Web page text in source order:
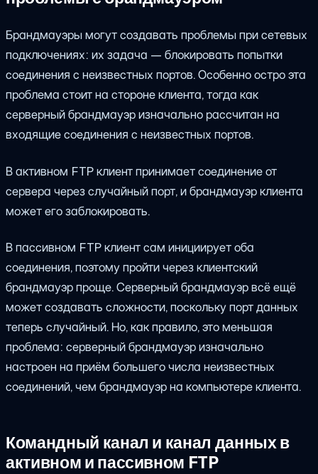
Брандмауэры могут создавать проблемы при сетевых
подключениях: их задача — блокировать попытки
соединения с неизвестных портов. Особенно остро эта
проблема стоит на стороне клиента, тогда как
серверный брандмауэр изначально рассчитан на
входящие соединения с неизвестных портов.
В активном FTP клиент принимает соединение от
сервера через случайный порт, и брандмауэр клиента
может его заблокировать.
В пассивном FTP клиент сам инициирует оба
соединения, поэтому пройти через клиентский
брандмауэр проще. Серверный брандмауэр всё ещё
может создавать сложности, поскольку порт данных
теперь случайный. Но, как правило, это меньшая
проблема: серверный брандмауэр изначально
настроен на приём большего числа неизвестных
соединений, чем брандмауэр на компьютере клиента.
Командный канал и канал данных в
активном и пассивном FTP